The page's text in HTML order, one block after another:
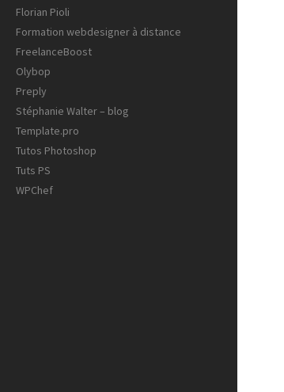
Florian Pioli
Formation webdesigner à distance
FreelanceBoost
Olybop
Preply
Stéphanie Walter – blog
Template.pro
Tutos Photoshop
Tuts PS
WPChef